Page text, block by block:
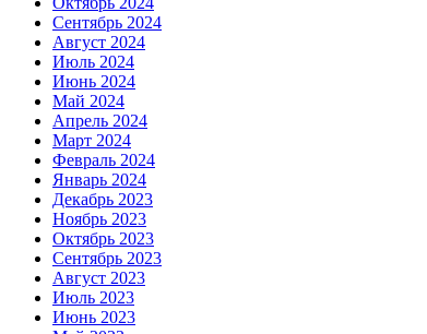
Сентябрь 2024
Август 2024
Июль 2024
Июнь 2024
Май 2024
Апрель 2024
Март 2024
Февраль 2024
Январь 2024
Декабрь 2023
Ноябрь 2023
Октябрь 2023
Сентябрь 2023
Август 2023
Июль 2023
Июнь 2023